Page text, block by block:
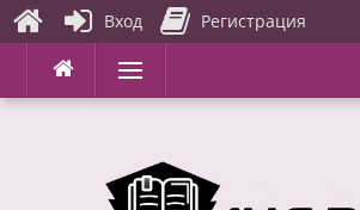
Перейти
содержимому
Меню
Вход Регистрация